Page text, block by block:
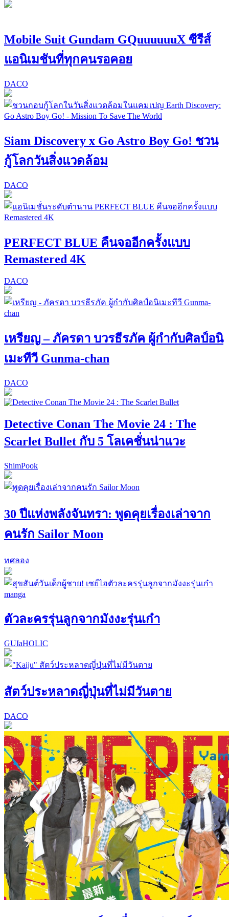
Mobile Suit Gundam GQuuuuuuX ซีรีส์
แอนิเมชันที่ทุกคนรอคอย
DACO
Siam Discovery x Go Astro Boy Go! ชวน
กู้โลกวันสิ่งแวดล้อม
DACO
PERFECT BLUE คืนจออีกครั้งแบบ
Remastered 4K
DACO
เหรียญ – ภัครดา บวรธีรภัค ผู้กำกับศิลป์อนิ
เมะทีวี Gunma-chan
DACO
Detective Conan The Movie 24 : The
Scarlet Bullet กับ 5 โลเคชั่นน่าแวะ
ShimPook
30 ปีแห่งพลังจันทรา: พูดคุยเรื่องเล่าจาก
คนรัก Sailor Moon
ทศลอง
ตัวละครรุ่นลูกจากมังงะรุ่นเก๋า
GUIaHOLIC
สัตว์ประหลาดญี่ปุ่นที่ไม่มีวันตาย
DACO